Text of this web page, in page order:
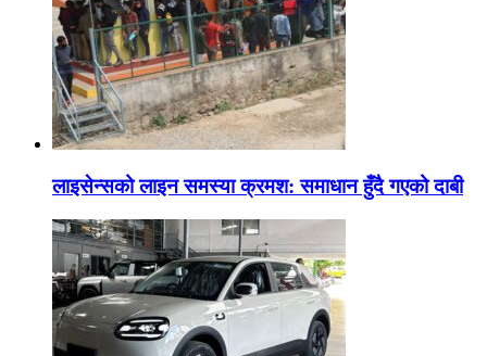
लाइसेन्सको लाइन समस्या क्रमश: समाधान हुँदै गएको दाबी